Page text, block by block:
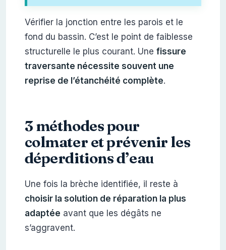
Vérifier la jonction entre les parois et le
fond du bassin. C’est le point de faiblesse
structurelle le plus courant. Une fissure
traversante nécessite souvent une
reprise de l’étanchéité complète.
3 méthodes pour
colmater et prévenir les
déperditions d’eau
Une fois la brèche identifiée, il reste à
choisir la solution de réparation la plus
adaptée avant que les dégâts ne
s’aggravent.